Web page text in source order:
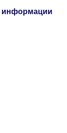
информации